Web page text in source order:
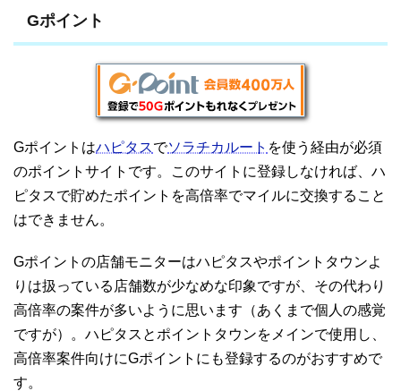
Gポイント
Gポイントはハピタスでソラチカルート を使う経由が必須
のポイントサイトです。このサイトに登録しなければ、ハ
ピタスで貯めたポイントを高倍率でマイルに交換すること
はできません。
Gポイントの店舗モニターはハピタスやポイントタウンよ
りは扱っている店舗数が少なめな印象ですが、その代わり
高倍率の案件が多いように思います（あくまで個人の感覚
ですが）。ハピタスとポイントタウンをメインで使用し、
高倍率案件向けにGポイントにも登録するのがおすすめで
す。